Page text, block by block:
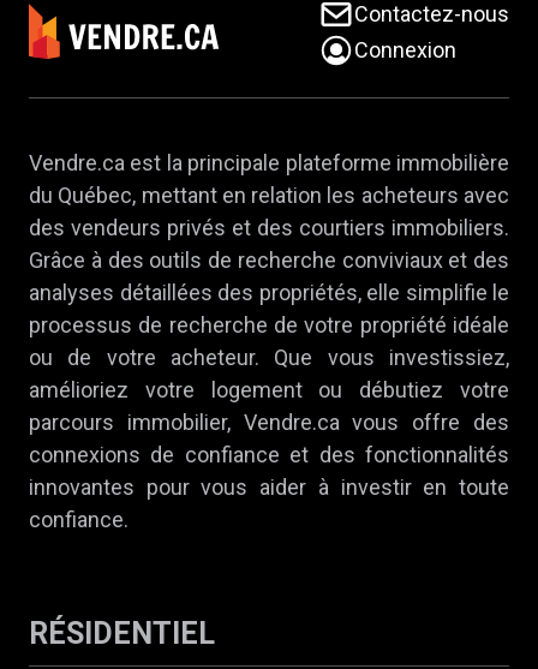
Contactez-nous
Connexion
Vendre.ca est la principale plateforme immobilière
du Québec, mettant en relation les acheteurs avec
des vendeurs privés et des courtiers immobiliers.
Grâce à des outils de recherche conviviaux et des
analyses détaillées des propriétés, elle simplifie le
processus de recherche de votre propriété idéale
ou de votre acheteur. Que vous investissiez,
amélioriez votre logement ou débutiez votre
parcours immobilier, Vendre.ca vous offre des
connexions de confiance et des fonctionnalités
innovantes pour vous aider à investir en toute
confiance.
RÉSIDENTIEL